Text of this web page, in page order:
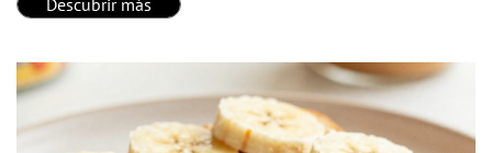
Descubrir más